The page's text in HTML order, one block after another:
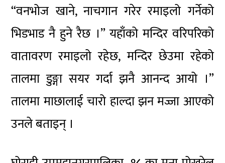
“वनभोज खाने, नाचगान गरेर रमाइलो गर्नेको
भिडभाड नै हुने रैछ ।” यहाँको मन्दिर वरिपरिको
वातावरण रमाइलो रहेछ, मन्दिर छेउमा रहेको
तालमा डुङ्गा सयर गर्दा झनै आनन्द आयो ।”
तालमा माछालाई चारो हाल्दा झन मज्जा आएको
उनले बताइन् ।